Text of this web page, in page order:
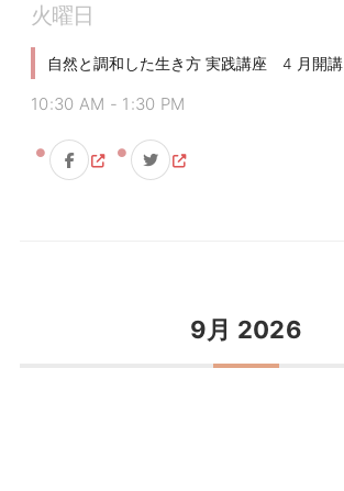
火曜日
自然と調和した生き方 実践講座 4 月開講
10:30 AM - 1:30 PM
9月 2026